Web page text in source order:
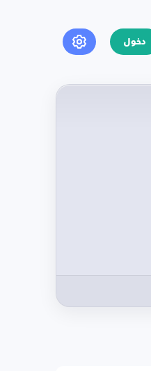
دخول